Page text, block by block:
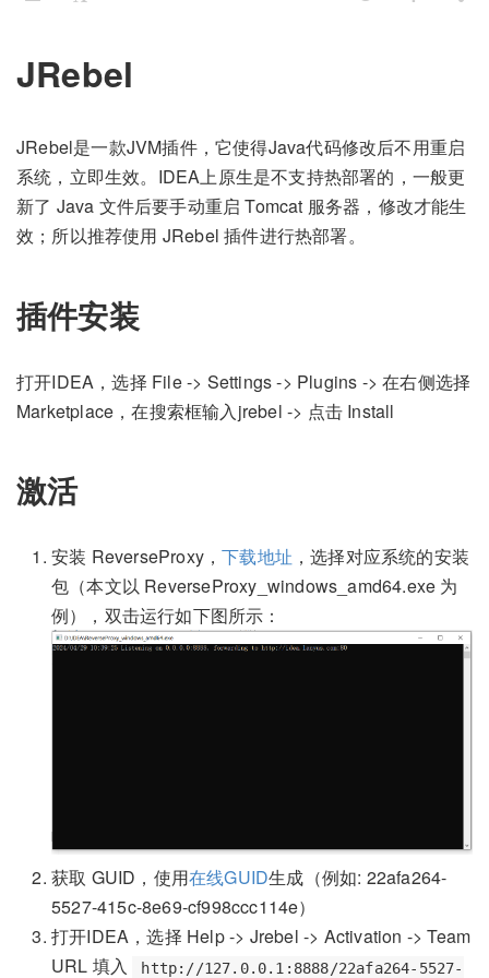
JRebel
JRebel是一款JVM插件，它使得Java代码修改后不用重启
系统，立即生效。IDEA上原生是不支持热部署的，一般更
新了 Java 文件后要手动重启 Tomcat 服务器，修改才能生
效；所以推荐使用 JRebel 插件进行热部署。
插件安装
打开IDEA，选择 File -> Settings -> Plugins -> 在右侧选择
Marketplace，在搜索框输入jrebel -> 点击 Install
激活
安装 ReverseProxy，下载地址 ，选择对应系统的安装
包（本文以 ReverseProxy_windows_amd64.exe 为
例），双击运行如下图所示：
获取 GUID，使用在线GUID生成（例如: 22afa264-
5527-415c-8e69-cf998ccc114e）
打开IDEA，选择 Help -> Jrebel -> Activation -> Team
URL 填入
http://127.0.0.1:8888/22afa264-5527-